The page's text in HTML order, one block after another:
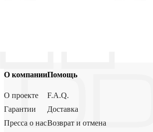
О компании
О проекте
Гарантии
Пресса о нас
Помощь
F.A.Q.
Доставка
Возврат и отмена